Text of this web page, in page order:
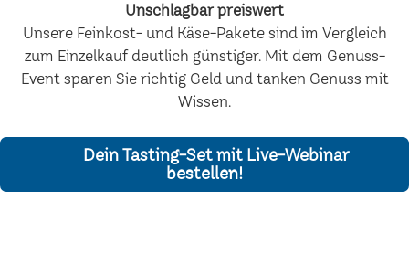
Unschlagbar preiswert
Unsere Feinkost- und Käse-Pakete sind im Vergleich
zum Einzelkauf deutlich günstiger. Mit dem Genuss-
Event sparen Sie richtig Geld und tanken Genuss mit
Wissen.
Dein Tasting-Set mit Live-Webinar
bestellen!